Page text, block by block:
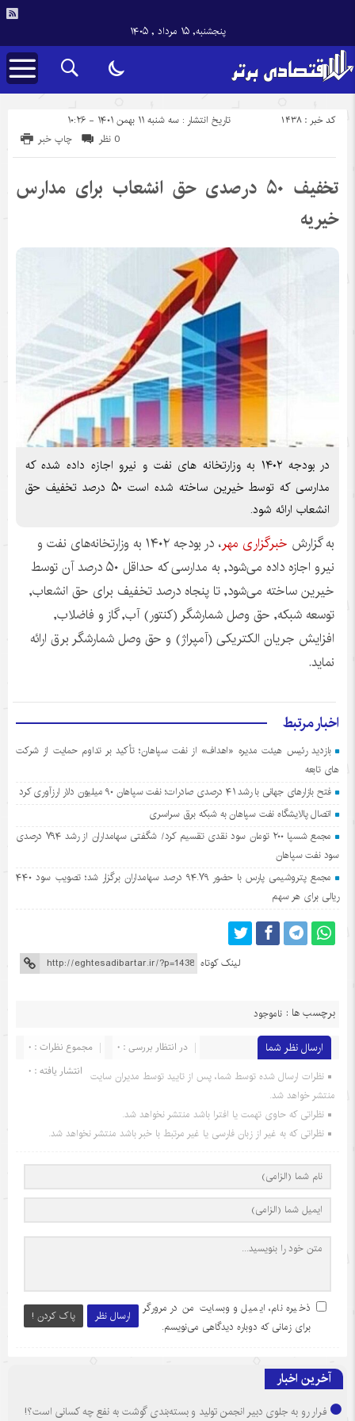
پنجشنبه, ۱۵ مرداد , ۱۴۰۵
تاریخ انتشار : سه شنبه ۱۱ بهمن ۱۴۰۱ - ۱۰:۲۶ کد خبر : 1438
چاپ خبر 0 نظر
تخفیف ۵۰ درصدی حق انشعاب برای مدارس
خیریه
در بودجه ۱۴۰۲ به وزارتخانه های نفت و نیرو اجازه داده شده که
مدارسی که توسط خیرین ساخته شده است ۵۰ درصد تخفیف حق
انشعاب ارائه شود.
به گزارش خبرگزاری مهر، در بودجه۱۴۰۲
به وزارتخانه‌های نفت و
نیرو اجازه داده می‌شود, به مدارسی که حداقل ۵۰ درصد آن توسط
خیرین ساخته می‌شود, تا پنجاه درصد تخفیف برای حق انشعاب,
توسعه شبکه, حق وصل شمارشگر (کنتور) آب, گاز و فاضلاب,
افزایش جریان الکتریکی (آمپراژ) و حق وصل شمارشگر برق ارائه
نماید.
اخبار مرتبط
بازدید رئیس هیئت مدیره «اهداف» از نفت سپاهان؛ تأکید بر تداوم حمایت از شرکت
های تابعه
فتح بازارهای جهانی با رشد ۴۱ درصدی صادرات؛ نفت سپاهان ۹۰ میلیون دلار ارزآوری کرد
اتصال پالایشگاه نفت سپاهان به شبکه برق سراسری
مجمع شسپا ۲۰۰ تومان سود نقدی تقسیم کرد/ شگفتی سهامداران از رشد ۷۹۴ درصدی
سود نفت سپاهان
مجمع پتروشیمی پارس با حضور ۹۴.۷۹ درصد سهامداران برگزار شد؛ تصویب سود ۴۴۰
ریالی برای هر سهم
لینک کوتاه
برچسب ها : ناموجود
ارسال نظر شما مجموع نظرات : 0
در انتظار بررسی : 0
انتشار یافته : 0 نظرات ارسال شده توسط شما، پس از تایید توسط مدیران سایت
منتشر خواهد شد.
نظراتی که حاوی تهمت یا افترا باشد منتشر نخواهد شد.
نظراتی که به غیر از زبان فارسی یا غیر مرتبط با خبر باشد منتشر نخواهد شد.
ارسال نظر پاک کردن !
ذخیره نام، ایمیل و وبسایت من در مرورگر
برای زمانی که دوباره دیدگاهی می‌نویسم.
آخرین اخبار
فرار رو به جلوی دبیر انجمن تولید و بسته‌بندی گوشت به نفع چه کسانی است؟!